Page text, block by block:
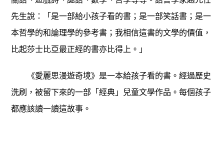
先生說：「是一部給小孩子看的書；是一部笑話書；是一
本哲學的和論理學的參考書；我相信這書的文學的價值，
比起莎士比亞最正經的書亦比得上。」
《愛麗思漫遊奇境》是一本給孩子看的書。經過歷史
洗刷，被留下來的一部「經典」兒童文學作品。每個孩子
都應該讀一讀這故事。